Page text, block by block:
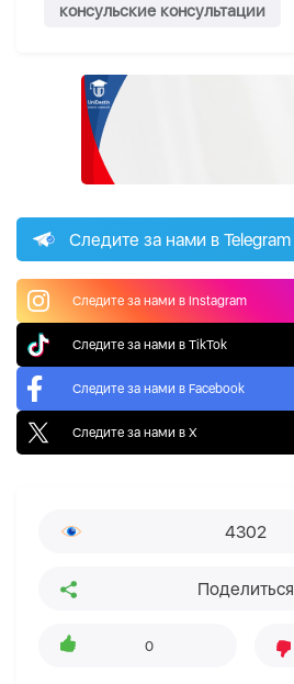
консульские консультации
Следите за нами в Telegram
Следите за нами в Instagram
Следите за нами в TikTok
Следите за нами в Facebook
Следите за нами в X
4302
Поделиться
0